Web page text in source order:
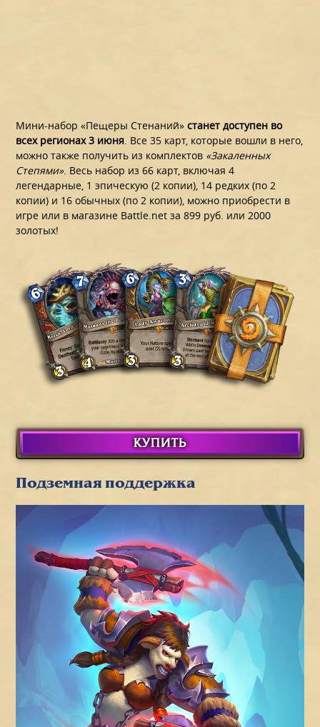
Мини-набор «Пещеры Стенаний»станет доступен во
всех регионах 3 июня . Все 35 карт, которые вошли в него,
можно также получить из комплектов «Закаленных
Степями». Весь набор из 66 карт, включая 4
легендарные, 1 эпическую (2 копии), 14 редких (по 2
копии) и 16 обычных (по 2 копии), можно приобрести в
игре или в магазине Battle.net за 899 руб. или 2000
золотых!
КУПИТЬ
Подземная поддержка